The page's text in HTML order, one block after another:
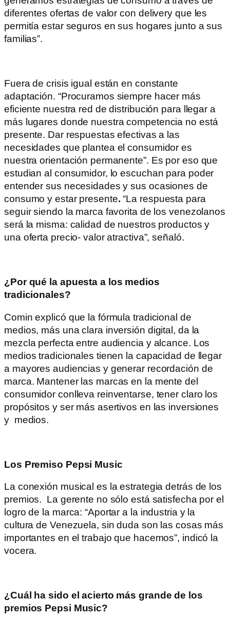
diferentes ofertas de valor con delivery que les
permitía estar seguros en sus hogares junto a sus
familias”.
Fuera de crisis igual están en constante
adaptación. “Procuramos siempre hacer más
eficiente nuestra red de distribución para llegar a
más lugares donde nuestra competencia no está
presente. Dar respuestas efectivas a las
necesidades que plantea el consumidor es
nuestra orientación permanente”. Es por eso que
estudian al consumidor, lo escuchan para poder
entender sus necesidades y sus ocasiones de
consumo y estar presente.“La respuesta para
seguir siendo la marca favorita de los venezolanos
será la misma: calidad de nuestros productos y
una oferta precio- valor atractiva”, señaló.
¿Por qué la apuesta a los medios
tradicionales?
Comin explicó que la fórmula tradicional de
medios, más una clara inversión digital, da la
mezcla perfecta entre audiencia y alcance. Los
medios tradicionales tienen la capacidad de llegar
a mayores audiencias y generar recordación de
marca. Mantener las marcas en la mente del
consumidor conlleva reinventarse, tener claro los
propósitos y ser más asertivos en las inversiones
y medios.
Los Premiso Pepsi Music
La conexión musical es la estrategia detrás de los
premios. La gerente no sólo está satisfecha por el
logro de la marca: “Aportar a la industria y la
cultura de Venezuela, sin duda son las cosas más
importantes en el trabajo que hacemos”, indicó la
vocera.
¿Cuál ha sido el acierto más grande de los
premios Pepsi Music?